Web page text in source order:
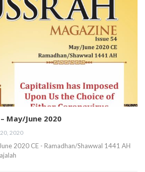
May/June 2020
2020
2020 CE - Ramadhan/Shawwal 1441 AH